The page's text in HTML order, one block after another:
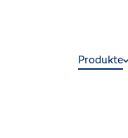
Produkte